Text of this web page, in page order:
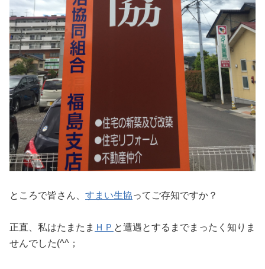
ところで皆さん、 すまい生協ってご存知ですか？
正直、私はたまたま ＨＰ と遭遇とするまでまったく知りま
せんでした(^^；